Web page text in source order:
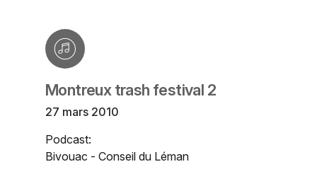
Montreux trash festival 2
27 mars 2010
Podcast:
Bivouac - Conseil du Léman